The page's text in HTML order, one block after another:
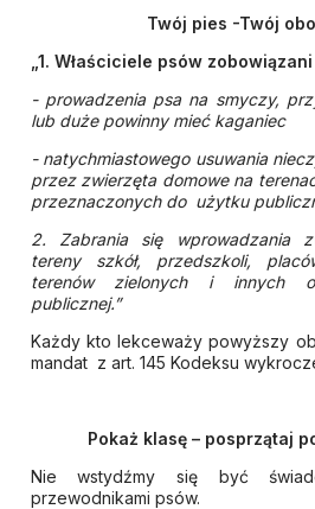
Twój pies -Twój
„1. Właściciele psów
- prowadzenia psa na smyczy,
lub duże powinny mieć kaganiec
- natychmiastowego usuwania
przez zwierzęta
przeznaczonych do użytku
2. Zabrania się wprowadzania
tereny szkół, przedszkoli,
terenów zielonych i innych
publicznej.”
Każdy kto lekceważy powyższy
mandat z art. 145 Kodeksu
Pokaż klasę – posprzątaj
Nie wstydźmy się być
przewodnikami psów.